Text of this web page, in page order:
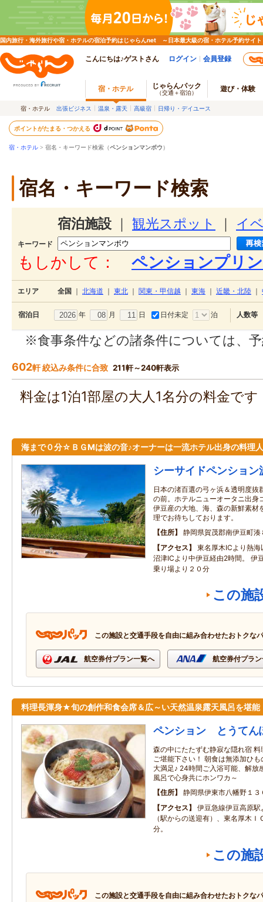
国内旅行・海外旅行や宿・ホテルの宿泊予約はじゃらんnet ～日本最大級の宿・ホテル予約サイト
こんにちは♪ゲストさん ログイン 会員登録
宿・ホテル じゃらんパック
（交通＋宿泊） 遊び・体験
宿・ホテル 出張ビジネス 温泉・露天 高級宿 日帰り・デイユース
ポイントがたまる・つかえる
宿・ホテル > 宿名・キーワード検索（ペンションマンボウ）
宿名・キーワード検索
宿泊施設 観光スポット イ
キーワード
もしかして： ペンションプリ
エリア 全国 北海道 東北 関東・甲信越 東海 近畿・北陸
宿泊日 年 月 日 日付未定 泊 人数等
※食事条件などの諸条件については、
602軒 絞込み条件に合致 211軒～240軒表示
料金は1泊1部屋の大人1名分の料金で
海まで０分☆ＢＧМは波の音♪オーナーは一流ホテル出身の料理
シーサイドペンション
日本の渚百選の弓ヶ浜＆透明度抜
の前。ホテルニューオータニ出身
伊豆産の大地、海、森の新鮮素材
理でお待ちしております。
住所
静岡県賀茂郡南伊豆町湊
アクセス
東名厚木ICより熱
沼津ICより中伊豆経由2時間。 伊
乗り場より２０分
この施
この施設と交通手段を自由に組み合わせたおトクな
航空券付プラン一覧へ 航空券付プラ
料理長渾身★旬の創作和食会席＆広～い天然温泉露天風呂を堪能
ペンション とうてん
森の中にたたずむ静寂な隠れ宿
ご堪能下さい！ 朝食は無添加ひ
大満足♪ 24時間ご入浴可能、解放
風呂で心身共にホンワカ～
住所
静岡県伊東市八幡野１３
アクセス
伊豆急線伊豆高原
（駅からの送迎有）、東名厚木Ｉ
分。
この施
この施設と交通手段を自由に組み合わせたおトクな